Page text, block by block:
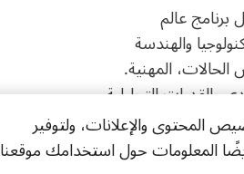
عالم
والهندسة
المهنية.
والقدرات التحليلية
الفكري لدى
المحتوى والإعلانات، ولتوفير
المعلومات حول استخدامك موقعنا